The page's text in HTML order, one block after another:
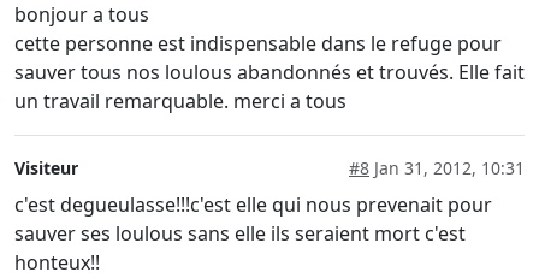
bonjour a tous
cette personne est indispensable dans le refuge pour
sauver tous nos loulous abandonnés et trouvés. Elle fait
un travail remarquable. merci a tous
Visiteur #8 Jan 31, 2012, 10:31
c'est degueulasse!!!c'est elle qui nous prevenait pour
sauver ses loulous sans elle ils seraient mort c'est
honteux!!